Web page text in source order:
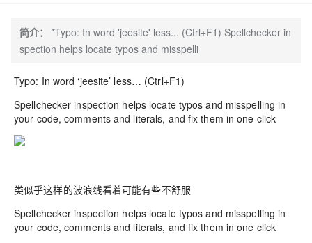
简介：
*Typo: In word 'jeesite' less... (Ctrl+F1) Spellchecker in
spection helps locate typos and misspelli
Typo: In word ‘jeesite’ less… (Ctrl+F1)
Spellchecker inspection helps locate typos and misspelling in
your code, comments and literals, and fix them in one click
类似乎这样的波浪线看着可能有些不舒服
Spellchecker inspection helps locate typos and misspelling in
your code, comments and literals, and fix them in one click